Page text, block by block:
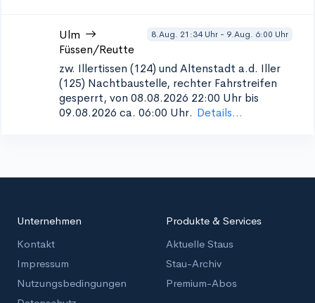
Ulm
Füssen/Reutte
8.Aug. 21:34 Uhr - 9.Aug. 6:00 Uhr
zw. Illertissen (124) und Altenstadt a.d. Iller
(125) Nachtbaustelle, rechter Fahrstreifen
gesperrt, von 08.08.2026 22:00 Uhr bis
09.08.2026 ca. 06:00 Uhr. Details...
Unternehmen
Kontakt
Impressum
Nutzungsbedingungen
Produkte & Services
Aktuelle Staus
Stau-Archiv
Premium-Abos